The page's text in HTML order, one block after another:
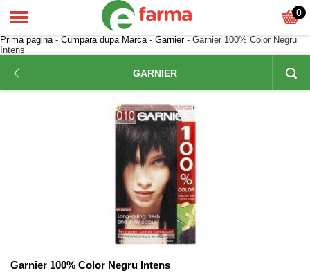
0
Prima pagina- Cumpara dupa Marca- Garnier- Garnier 100% Color Negru
Intens
GARNIER
Garnier 100% Color Negru Intens